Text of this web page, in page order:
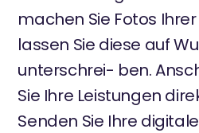
machen Sie Fotos
lassen Sie diese auf
unterschrei- ben.
Sie Ihre Leistungen
Senden Sie Ihre